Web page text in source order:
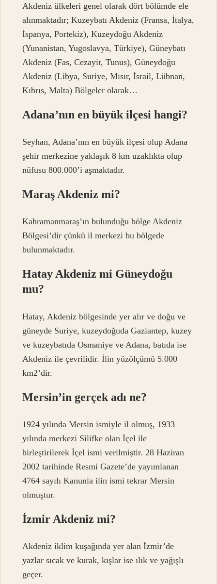
Akdeniz ülkeleri genel olarak dört bölümde ele
alınmaktadır; Kuzeybatı Akdeniz (Fransa, İtalya,
İspanya, Portekiz), Kuzeydoğu Akdeniz
(Yunanistan, Yugoslavya, Türkiye), Güneybatı
Akdeniz (Fas, Cezayir, Tunus), Güneydoğu
Akdeniz (Libya, Suriye, Mısır, İsrail, Lübnan,
Kıbrıs, Malta) Bölgeler olarak…
Adana’nın en büyük ilçesi hangi?
Seyhan, Adana’nın en büyük ilçesi olup Adana
şehir merkezine yaklaşık 8 km uzaklıkta olup
nüfusu 800.000’i aşmaktadır.
Maraş Akdeniz mi?
Kahramanmaraş’ın bulunduğu bölge Akdeniz
Bölgesi’dir çünkü il merkezi bu bölgede
bulunmaktadır.
Hatay Akdeniz mi Güneydoğu
mu?
Hatay, Akdeniz bölgesinde yer alır ve doğu ve
güneyde Suriye, kuzeydoğuda Gaziantep, kuzey
ve kuzeybatıda Osmaniye ve Adana, batıda ise
Akdeniz ile çevrilidir. İlin yüzölçümü 5.000
km2’dir.
Mersin’in gerçek adı ne?
1924 yılında Mersin ismiyle il olmuş, 1933
yılında merkezi Silifke olan İçel ile
birleştirilerek İçel ismi verilmiştir. 28 Haziran
2002 tarihinde Resmi Gazete’de yayımlanan
4764 sayılı Kanunla ilin ismi tekrar Mersin
olmuştur.
İzmir Akdeniz mi?
Akdeniz iklim kuşağında yer alan İzmir’de
yazlar sıcak ve kurak, kışlar ise ılık ve yağışlı
geçer.